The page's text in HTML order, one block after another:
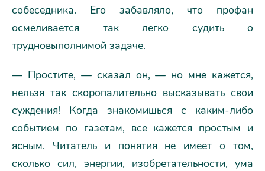
собеседника. Его забавляло, что профан
осмеливается так легко судить о
трудновыполнимой задаче.
— Простите, — сказал он, — но мне кажется,
нельзя так скоропалительно высказывать свои
суждения! Когда знакомишься с каким-либо
событием по газетам, все кажется простым и
ясным. Читатель и понятия не имеет о том,
сколько сил, энергии, изобретательности, ума